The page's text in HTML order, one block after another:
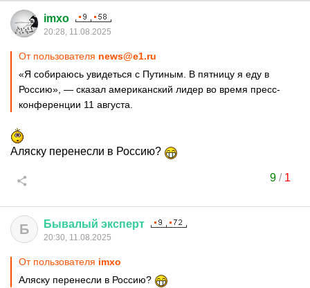
imxo
20:28, 11.08.2025
От пользователя news@e1.ru
«Я собираюсь увидеться с Путиным. В пятницу я еду в
Россию», — сказал американский лидер во время пресс-
конференции 11 августа.
Аляску перенесли в Россию?
9/ 1
Б Бывалый эксперт
20:30, 11.08.2025
От пользователя imxo
Аляску перенесли в Россию?